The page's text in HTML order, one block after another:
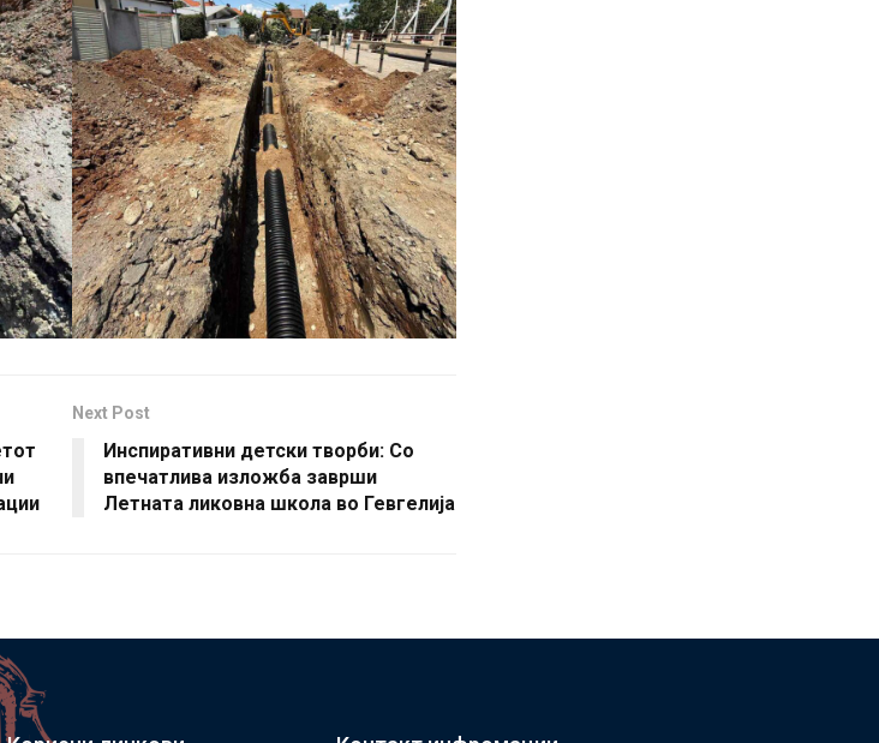
Next Post
Инспиративни детски творби: Со
впечатлива изложба заврши
Летната ликовна школа во Гевгелија